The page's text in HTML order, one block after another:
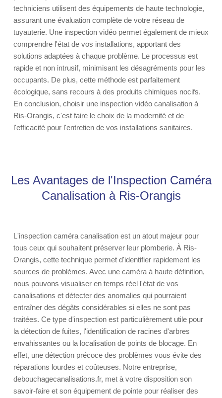
techniciens utilisent des équipements de haute technologie,
assurant une évaluation complète de votre réseau de
tuyauterie. Une inspection vidéo permet également de mieux
comprendre l'état de vos installations, apportant des
solutions adaptées à chaque problème. Le processus est
rapide et non intrusif, minimisant les désagréments pour les
occupants. De plus, cette méthode est parfaitement
écologique, sans recours à des produits chimiques nocifs.
En conclusion, choisir une inspection vidéo canalisation à
Ris-Orangis, c'est faire le choix de la modernité et de
l'efficacité pour l'entretien de vos installations sanitaires.
Les Avantages de l'Inspection Caméra
Canalisation à Ris-Orangis
L'inspection caméra canalisation est un atout majeur pour
tous ceux qui souhaitent préserver leur plomberie. À Ris-
Orangis, cette technique permet d'identifier rapidement les
sources de problèmes. Avec une caméra à haute définition,
nous pouvons visualiser en temps réel l'état de vos
canalisations et détecter des anomalies qui pourraient
entraîner des dégâts considérables si elles ne sont pas
traitées. Ce type d'inspection est particulièrement utile pour
la détection de fuites, l'identification de racines d'arbres
envahissantes ou la localisation de points de blocage. En
effet, une détection précoce des problèmes vous évite des
réparations lourdes et coûteuses. Notre entreprise,
debouchagecanalisations.fr, met à votre disposition son
savoir-faire et son équipement de pointe pour réaliser des